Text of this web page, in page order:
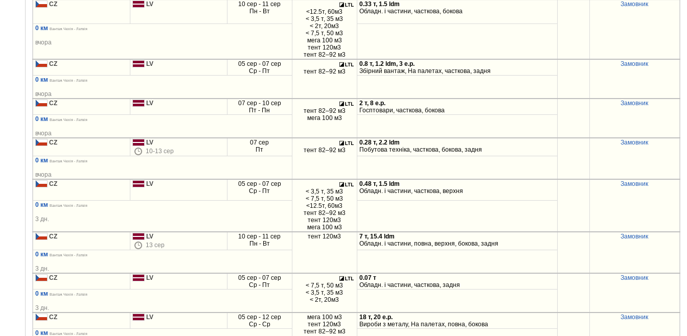
CZ
LV
10 сер - 11 сер
Пн - Вт
<12.5т, 60м3
< 3,5 т, 35 м3
< 2т, 20м3
< 7,5 т, 50 м3
мега 100 м3
тент 120м3
тент 82–92 м3
0.33 т, 1.5 ldm
Обладн. і частини, часткова, бокова
Замовник
0 км Вантаж Чехія - Латвія
вчора
CZ LV
05 сер - 07 сер
Ср - Пт
тент 82–92 м3
0.8 т, 1.2 ldm, 3 e.p.
Збірний вантаж, На палетах, часткова, задня
Замовник
0 км Вантаж Чехія - Латвія
вчора
CZ
LV
07 сер - 10 сер
Пт - Пн
тент 82–92 м3
мега 100 м3
2 т, 8 e.p.
Госптовари, часткова, бокова
Замовник
0 км Вантаж Чехія - Латвія
вчора
CZ
LV
10-13 сер
07 сер
Пт
тент 82–92 м3
0.28 т, 2.2 ldm
Побутова техніка, часткова, бокова, задня
Замовник
0 км Вантаж Чехія - Латвія
вчора
CZ
LV
05 сер - 07 сер
Ср - Пт
< 3,5 т, 35 м3
< 7,5 т, 50 м3
<12.5т, 60м3
тент 82–92 м3
тент 120м3
мега 100 м3
0.48 т, 1.5 ldm
Обладн. і частини, часткова, верхня
Замовник
0 км Вантаж Чехія - Латвія
3 дн.
CZ
LV
13 сер
10 сер - 11 сер
Пн - Вт
тент 120м3
7 т, 15.4 ldm
Обладн. і частини, повна, верхня, бокова, задня
Замовник
0 км Вантаж Чехія - Латвія
3 дн.
CZ
LV
05 сер - 07 сер
Ср - Пт
< 7,5 т, 50 м3
< 3,5 т, 35 м3
< 2т, 20м3
0.07 т
Обладн. і частини, часткова, задня
Замовник
0 км Вантаж Чехія - Латвія
3 дн.
CZ
LV
05 сер - 12 сер
Ср - Ср
мега 100 м3
тент 120м3
тент 82–92 м3
18 т, 20 e.p.
Вироби з металу, На палетах, повна, бокова
Замовник
0 км Вантаж Чехія - Латвія